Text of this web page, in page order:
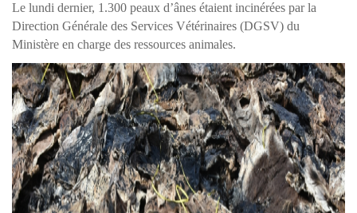
Le lundi dernier, 1.300 peaux d’ânes étaient incinérées par la
Direction Générale des Services Vétérinaires (DGSV) du
Ministère en charge des ressources animales.